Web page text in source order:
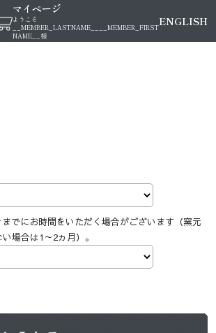
マイページ
ようこそ
__MEMBER_LASTNAME__
__MEMBER_FIRST
NAME__ 様
ENGLISH
でにお時間をいただく場合がございます（窯元
場合は1～2ヵ月）。